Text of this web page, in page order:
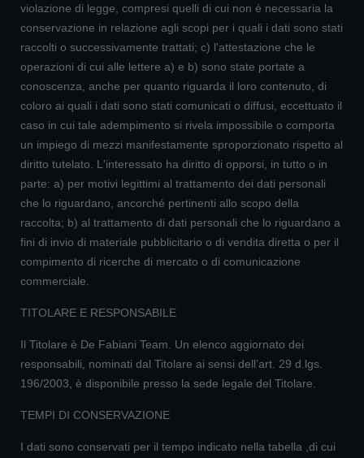
violazione di legge, compresi quelli di cui non è necessaria la
conservazione in relazione agli scopi per i quali i dati sono stati
raccolti o successivamente trattati; c) l'attestazione che le
operazioni di cui alle lettere a) e b) sono state portate a
conoscenza, anche per quanto riguarda il loro contenuto, di
coloro ai quali i dati sono stati comunicati o diffusi, eccettuato il
caso in cui tale adempimento si rivela impossibile o comporta
un impiego di mezzi manifestamente sproporzionato rispetto al
diritto tutelato. L'interessato ha diritto di opporsi, in tutto o in
parte: a) per motivi legittimi al trattamento dei dati personali
che lo riguardano, ancorché pertinenti allo scopo della
raccolta; b) al trattamento di dati personali che lo riguardano a
fini di invio di materiale pubblicitario o di vendita diretta o per il
compimento di ricerche di mercato o di comunicazione
commerciale.
TITOLARE E RESPONSABILE
Il Titolare è De Fabiani Team. Un elenco aggiornato dei
responsabili, nominati dal Titolare ai sensi dell’art. 29 d.lgs.
196/2003, è disponibile presso la sede legale del Titolare.
TEMPI DI CONSERVAZIONE
I dati sono conservati per il tempo indicato nella tabella ,di cui